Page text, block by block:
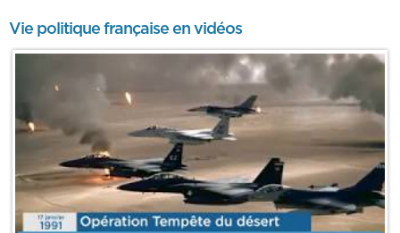
Vie politique française en vidéos